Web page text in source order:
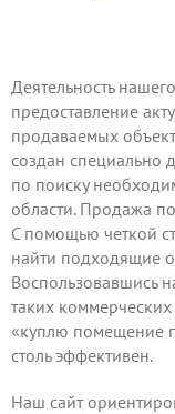
Деятельность
предоставление
продаваемых
создан специально
по поиску
области. Продажа
С помощью четкой
найти подходящие
Воспользовавшись
таких
«куплю помещение
столь эффективен.
Наш сайт